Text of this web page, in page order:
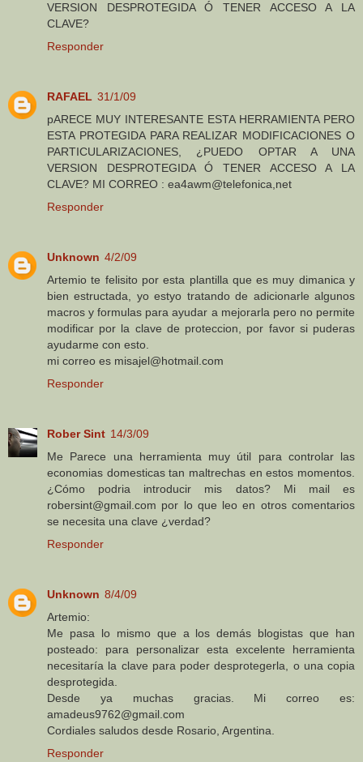
VERSION DESPROTEGIDA Ó TENER ACCESO A LA
CLAVE?
Responder
RAFAEL 31/1/09
pARECE MUY INTERESANTE ESTA HERRAMIENTA PERO
ESTA PROTEGIDA PARA REALIZAR MODIFICACIONES O
PARTICULARIZACIONES, ¿PUEDO OPTAR A UNA
VERSION DESPROTEGIDA Ó TENER ACCESO A LA
CLAVE? MI CORREO : ea4awm@telefonica,net
Responder
Unknown 4/2/09
Artemio te felisito por esta plantilla que es muy dimanica y
bien estructada, yo estyo tratando de adicionarle algunos
macros y formulas para ayudar a mejorarla pero no permite
modificar por la clave de proteccion, por favor si puderas
ayudarme con esto.
mi correo es misajel@hotmail.com
Responder
Rober Sint 14/3/09
Me Parece una herramienta muy útil para controlar las
economias domesticas tan maltrechas en estos momentos.
¿Cómo podria introducir mis datos? Mi mail es
robersint@gmail.com por lo que leo en otros comentarios
se necesita una clave ¿verdad?
Responder
Unknown 8/4/09
Artemio:
Me pasa lo mismo que a los demás blogistas que han
posteado: para personalizar esta excelente herramienta
necesitaría la clave para poder desprotegerla, o una copia
desprotegida.
Desde ya muchas gracias. Mi correo es:
amadeus9762@gmail.com
Cordiales saludos desde Rosario, Argentina.
Responder